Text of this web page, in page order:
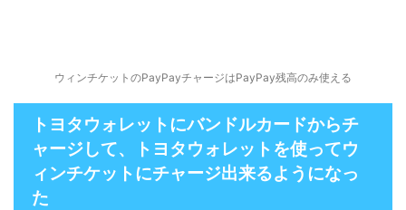
ウィンチケットのPayPayチャージはPayPay残高のみ使える
トヨタウォレットにバンドルカードからチ
ャージして、トヨタウォレットを使ってウ
ィンチケットにチャージ出来るようになっ
た